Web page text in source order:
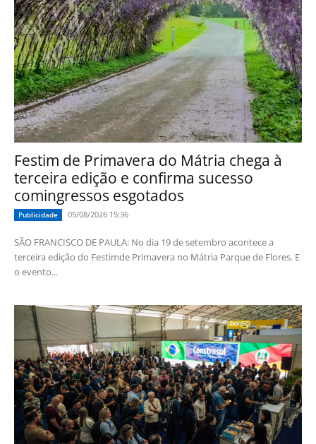
Festim de Primavera do Mátria chega à
terceira edição e confirma sucesso
comingressos esgotados
Publicidade 05/08/2026 15:36
SÃO FRANCISCO DE PAULA: No dia 19 de setembro acontece a
terceira edição do Festimde Primavera no Mátria Parque de Flores. E
o evento...